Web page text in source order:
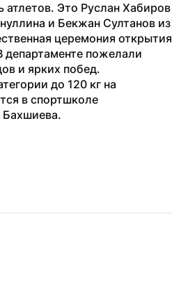
Это Руслан Хабиров
и Бекжан Султанов из
церемония открытия
департаменте пожелали
и ярких побед.
до 120 кг на
в спортшколе
Бахшиева.